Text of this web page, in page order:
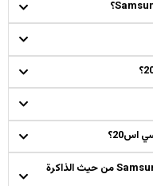
ما هي النسخ التي يتوفر بها Samsung Galaxy S20 من حيث الذاكرة